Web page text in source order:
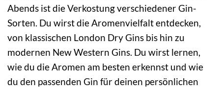
Abends ist die Verkostung verschiedener Gin-
Sorten. Du wirst die Aromenvielfalt entdecken,
von klassischen London Dry Gins bis hin zu
modernen New Western Gins. Du wirst lernen,
wie du die Aromen am besten erkennst und wie
du den passenden Gin für deinen persönlichen